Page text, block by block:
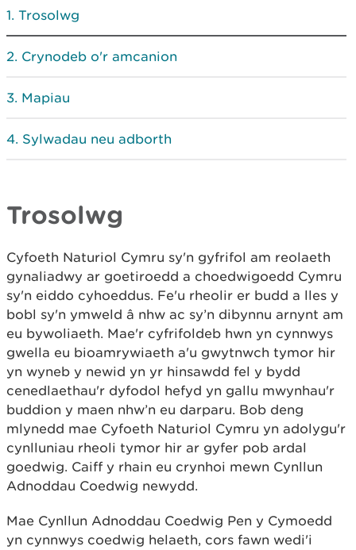
Trosolwg
Crynodeb o'r amcanion
Mapiau
Sylwadau neu adborth
Trosolwg
Cyfoeth Naturiol Cymru sy'n gyfrifol am reolaeth
gynaliadwy ar goetiroedd a choedwigoedd Cymru
sy'n eiddo cyhoeddus. Fe'u rheolir er budd a lles y
bobl sy'n ymweld â nhw ac sy’n dibynnu arnynt am
eu bywoliaeth. Mae'r cyfrifoldeb hwn yn cynnwys
gwella eu bioamrywiaeth a'u gwytnwch tymor hir
yn wyneb y newid yn yr hinsawdd fel y bydd
cenedlaethau'r dyfodol hefyd yn gallu mwynhau'r
buddion y maen nhw’n eu darparu. Bob deng
mlynedd mae Cyfoeth Naturiol Cymru yn adolygu'r
cynlluniau rheoli tymor hir ar gyfer pob ardal
goedwig. Caiff y rhain eu crynhoi mewn Cynllun
Adnoddau Coedwig newydd.
Mae Cynllun Adnoddau Coedwig Pen y Cymoedd
yn cynnwys coedwig helaeth, cors fawn wedi'i